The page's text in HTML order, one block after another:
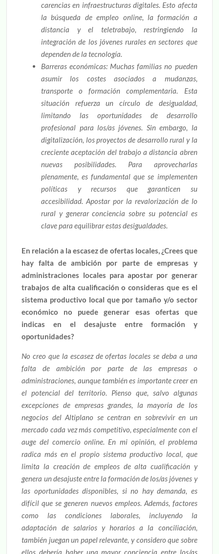
carencias en infraestructuras digitales. Esto afecta
la búsqueda de empleo online, la formación a
distancia y el teletrabajo, restringiendo la
integración de los jóvenes rurales en sectores que
dependen de la tecnología.
Barreras económicas: Muchas familias no pueden
asumir los costes asociados a mudanzas,
transporte o formación complementaria. Esta
situación refuerza un círculo de desigualdad,
limitando las oportunidades de desarrollo
profesional para los/as jóvenes. Sin embargo, la
digitalización, los proyectos de desarrollo rural y la
creciente aceptación del trabajo a distancia abren
nuevas posibilidades. Para aprovecharlas
plenamente, es fundamental que se implementen
políticas y recursos que garanticen su
accesibilidad. Apostar por la revalorización de lo
rural y generar conciencia sobre su potencial es
clave para equilibrar estas desigualdades.
En relación a la escasez de ofertas locales, ¿Crees que
hay falta de ambición por parte de empresas y
administraciones locales para apostar por generar
trabajos de alta cualificación o consideras que es el
sistema productivo local que por tamaño y/o sector
económico no puede generar esas ofertas que
indicas en el desajuste entre formación y
oportunidades?
No creo que la escasez de ofertas locales se deba a una
falta de ambición por parte de las empresas o
administraciones, aunque también es importante creer en
el potencial del territorio. Pienso que, salvo algunas
excepciones de empresas grandes, la mayoría de los
negocios del Altiplano se centran en sobrevivir en un
mercado cada vez más competitivo, especialmente con el
auge del comercio online. En mi opinión, el problema
radica más en el propio sistema productivo local, que
limita la creación de empleos de alta cualificación y
genera un desajuste entre la formación de los/as jóvenes y
las oportunidades disponibles, si no hay demanda, es
difícil que se generen nuevos empleos. Además, factores
como las condiciones laborales, incluyendo la
adaptación de salarios y horarios a la conciliación,
también juegan un papel relevante, y considero que sobre
ellos debería haber una mayor conciencia entre los/as